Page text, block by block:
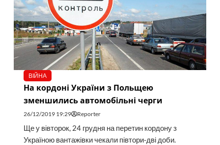
ВІЙНА
На кордоні України з Польщею
зменшились автомобільні черги
26/12/2019 19:29 Reporter
Ще у вівторок, 24 грудня на перетин кордону з
Україною вантажівки чекали півтори-дві доби.